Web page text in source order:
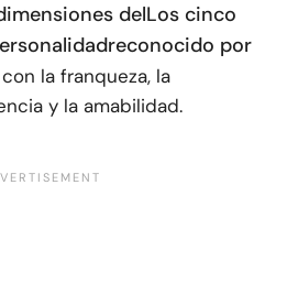
delLos cinco
reconocido por
la franqueza, la
y la amabilidad.